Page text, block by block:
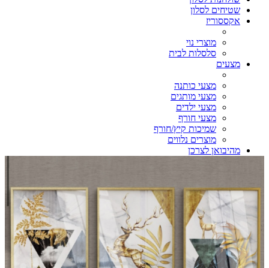
שטיחים לסלון
אקססוריז
מוצרי נוי
סלסלות לבית
מצעים
מצעי כותנה
מצעי מותגים
מצעי ילדים
מצעי חורף
שמיכות קיץ/חורף
מוצרים נלווים
מהיבואן לצרכן